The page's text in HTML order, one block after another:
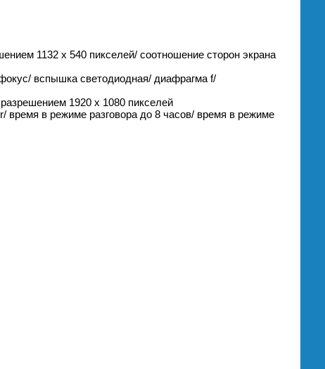
1132 х 540 пикселей/ соотношение сторон экрана
вспышка светодиодная/ диафрагма f/
1920 х 1080 пикселей
время в режиме разговора до 8 часов/ время в режиме